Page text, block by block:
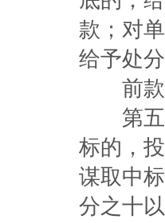
款；对
给予处
前款
第五
标的，
谋取中
分之十